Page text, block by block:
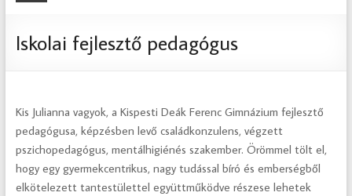
Ferenc
Deák
Ferenc
Gimnázium
Iskolai fejlesztő pedagógus
Kis Julianna vagyok, a Kispesti Deák Ferenc Gimnázium fejlesztő
pedagógusa, képzésben levő családkonzulens, végzett
pszichopedagógus, mentálhigiénés szakember. Örömmel tölt el,
hogy egy gyermekcentrikus, nagy tudással bíró és emberségből
elkötelezett tantestülettel együttműködve részese lehetek